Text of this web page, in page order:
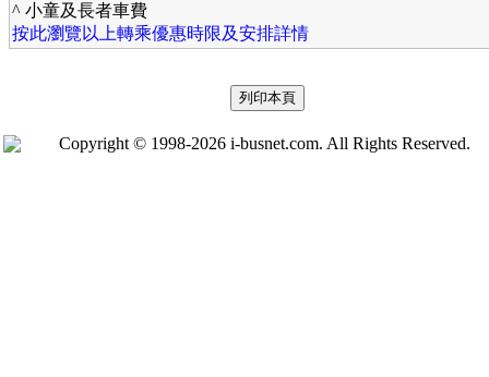
^ 小童及長者車費
按此瀏覽以上轉乘優惠時限及安排詳情
Copyright © 1998-2026 i-busnet.com. All Rights Reserved.